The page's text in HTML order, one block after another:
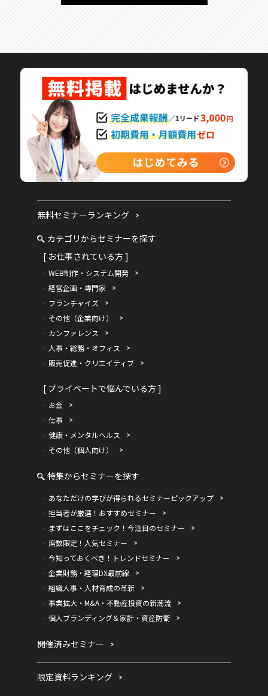
無料セミナーランキング
カテゴリからセミナーを探す
[ お仕事されている方 ]
WEB制作・システム開発
経営企画・専門家
フランチャイズ
その他（企業向け）
カンファレンス
人事・総務・オフィス
販売促進・クリエイティブ
[ プライベートで悩んでいる方 ]
お金
仕事
健康・メンタルヘルス
その他（個人向け）
特集からセミナーを探す
あなただけの学びが得られるセミナーピックアップ
担当者が厳選！おすすめセミナー
まずはここをチェック！今注目のセミナー
席数限定！人気セミナー
今知っておくべき！トレンドセミナー
企業財務・経理DX最前線
組織人事・人材育成の革新
事業拡大・M&A・不動産投資の新潮流
個人ブランディング＆家計・資産防衛
開催済みセミナー
限定資料ランキング